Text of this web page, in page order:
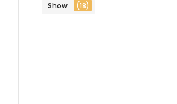
Show (18)